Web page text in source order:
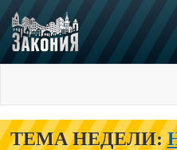
ТЕМА НЕДЕЛИ: